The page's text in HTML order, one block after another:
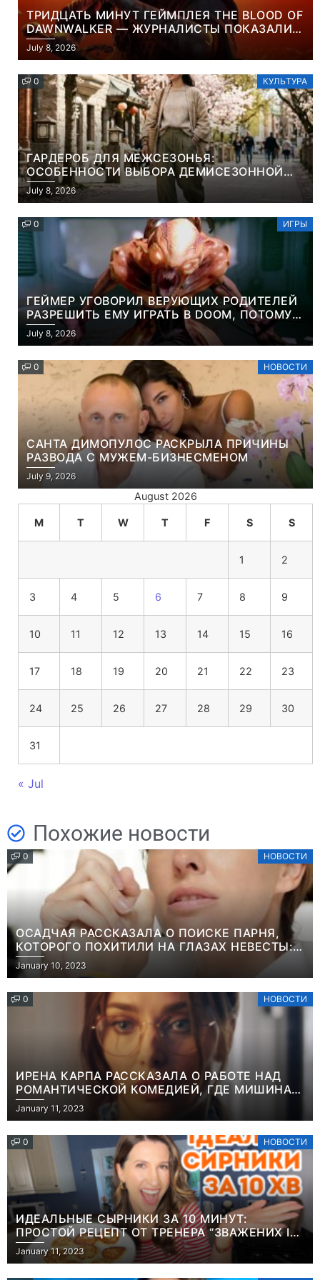
ТРИДЦАТЬ МИНУТ ГЕЙМПЛЕЯ THE BLOOD OF
DAWNWALKER — ЖУРНАЛИСТЫ ПОКАЗАЛИ
НАЧАЛО НОВОЙ ИГРЫ ОТ ВЕТЕРАНОВ CD
PROJEKT RED
July 8, 2026
0 КУЛЬТУРА
ГАРДЕРОБ ДЛЯ МЕЖСЕЗОНЬЯ:
ОСОБЕННОСТИ ВЫБОРА ДЕМИСЕЗОННОЙ
ПАРКИ И ЭЛЕГАНТНОГО ЖЕНСКОГО ПЛАЩА
July 8, 2026
0 ИГРЫ
ГЕЙМЕР УГОВОРИЛ ВЕРУЮЩИХ РОДИТЕЛЕЙ
РАЗРЕШИТЬ ЕМУ ИГРАТЬ В DOOM, ПОТОМУ
ЧТО ЭТО ХРИСТИАНСКАЯ ИГРА ПРО
УБИЙСТВО ДЕМОНОВ
July 8, 2026
0 НОВОСТИ
САНТА ДИМОПУЛОС РАСКРЫЛА ПРИЧИНЫ
РАЗВОДА С МУЖЕМ-БИЗНЕСМЕНОМ
July 9, 2026
August 2026
M T W T F S S
1 2
3 4 5 6 7 8 9
10 11 12 13 14 15 16
17 18 19 20 21 22 23
24 25 26 27 28 29 30
31
« Jul
Похожие новости
0 НОВОСТИ
ОСАДЧАЯ РАССКАЗАЛА О ПОИСКЕ ПАРНЯ,
КОТОРОГО ПОХИТИЛИ НА ГЛАЗАХ НЕВЕСТЫ:
“ОН ВЕСЬ УДАР ПРИНЯЛ НА СЕБЯ”
January 10, 2023
0 НОВОСТИ
ИРЕНА КАРПА РАССКАЗАЛА О РАБОТЕ НАД
РОМАНТИЧЕСКОЙ КОМЕДИЕЙ, ГДЕ МИШИНА В
РОЛИ МАТЕРИ-ОДИНОЧКИ
January 11, 2023
0 НОВОСТИ
ИДЕАЛЬНЫЕ СЫРНИКИ ЗА 10 МИНУТ:
ПРОСТОЙ РЕЦЕПТ ОТ ТРЕНЕРА “ЗВАЖЕНИХ І
ЩАСЛИВИХ” АНИТЫ ЛУЦЕНКО
January 11, 2023